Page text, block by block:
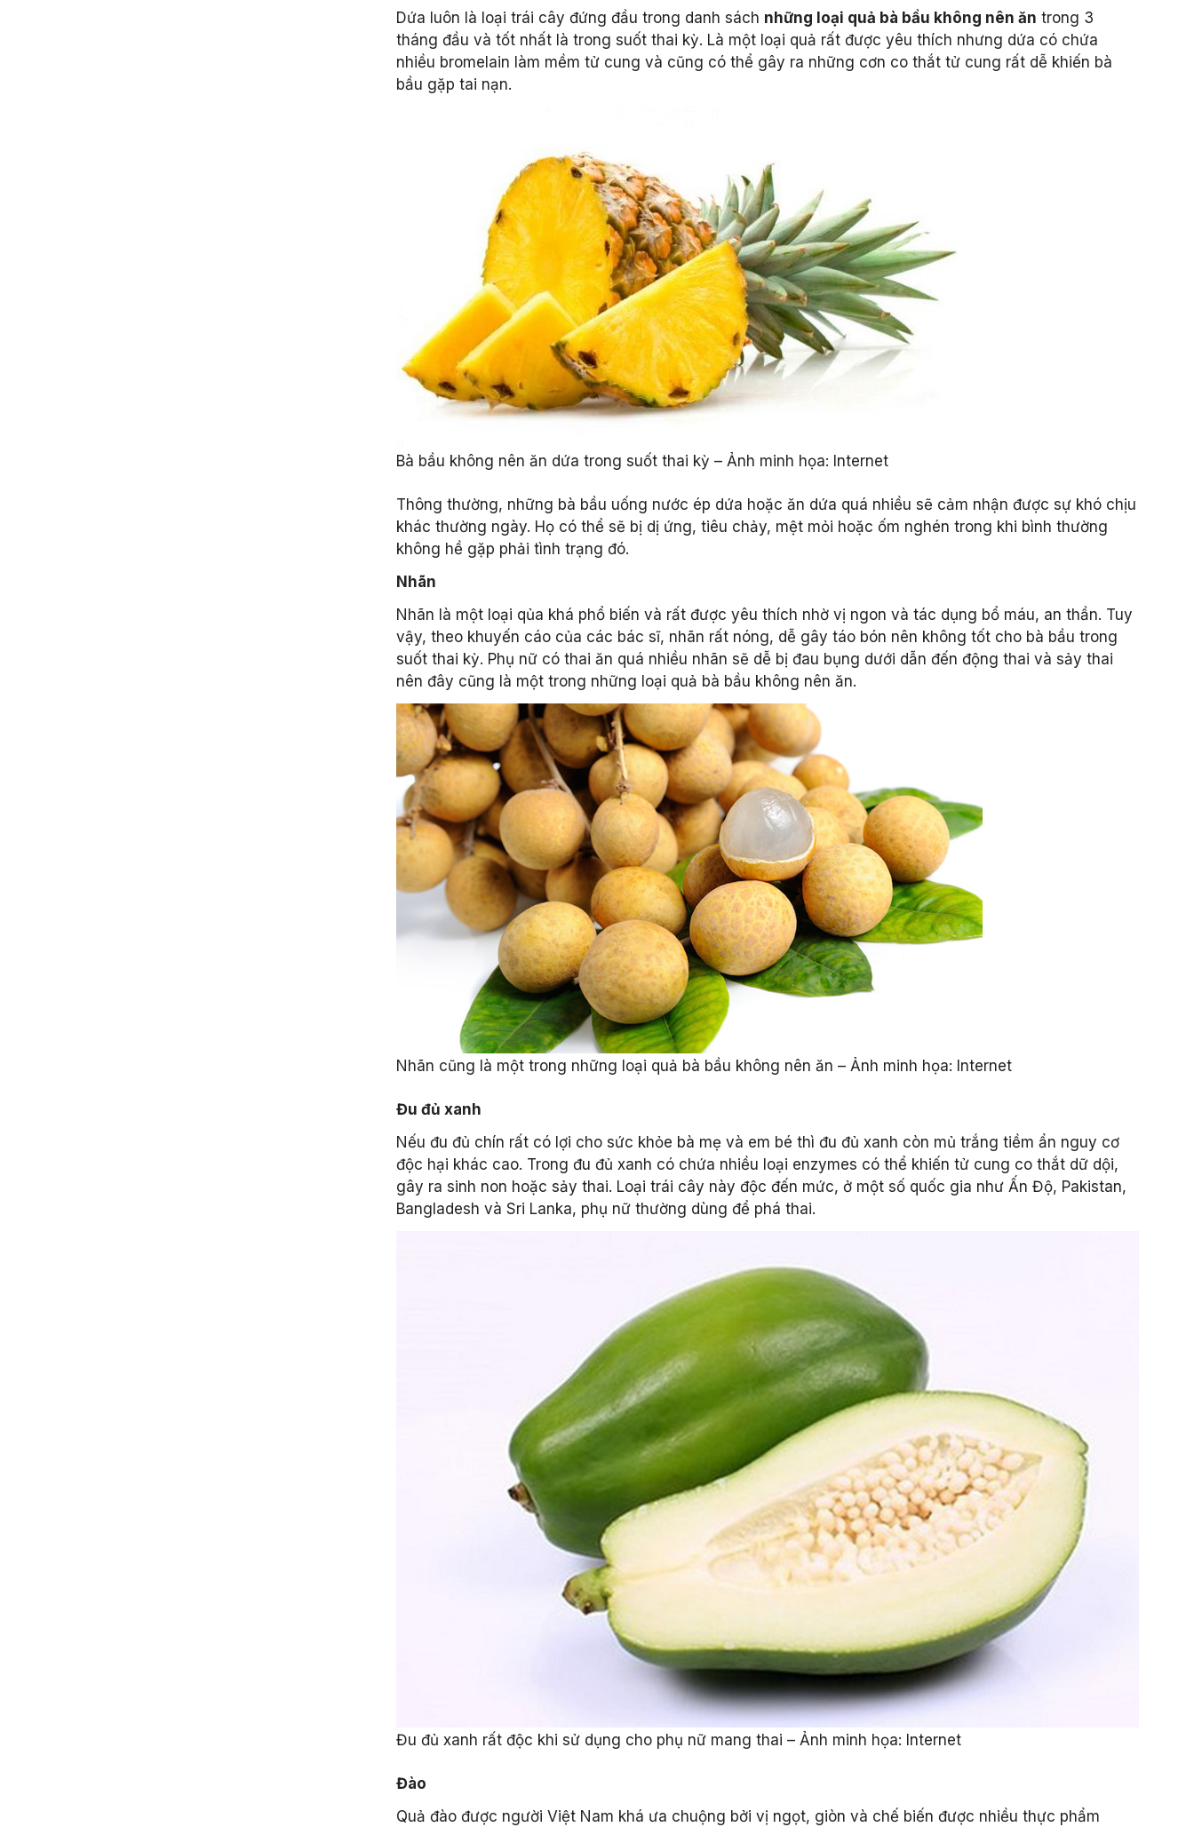
Dứa luôn là loại trái cây đứng đầu trong danh sách những loại quả bà bầu không nên ăn trong 3
tháng đầu và tốt nhất là trong suốt thai kỳ. Là một loại quả rất được yêu thích nhưng dứa có chứa
nhiều bromelain làm mềm tử cung và cũng có thể gây ra những cơn co thắt tử cung rất dễ khiến bà
bầu gặp tai nạn.
Bà bầu không nên ăn dứa trong suốt thai kỳ – Ảnh minh họa: Internet
Thông thường, những bà bầu uống nước ép dứa hoặc ăn dứa quá nhiều sẽ cảm nhận được sự khó chịu
khác thường ngày. Họ có thể sẽ bị dị ứng, tiêu chảy, mệt mỏi hoặc ốm nghén trong khi bình thường
không hề gặp phải tình trạng đó.
Nhãn
Nhãn là một loại qủa khá phổ biến và rất được yêu thích nhờ vị ngon và tác dụng bổ máu, an thần. Tuy
vậy, theo khuyến cáo của các bác sĩ, nhãn rất nóng, dễ gây táo bón nên không tốt cho bà bầu trong
suốt thai kỳ. Phụ nữ có thai ăn quá nhiều nhãn sẽ dễ bị đau bụng dưới dẫn đến động thai và sảy thai
nên đây cũng là một trong những loại quả bà bầu không nên ăn.
Nhãn cũng là một trong những loại quả bà bầu không nên ăn – Ảnh minh họa: Internet
Đu đủ xanh
Nếu đu đủ chín rất có lợi cho sức khỏe bà mẹ và em bé thì đu đủ xanh còn mủ trắng tiềm ẩn nguy cơ
độc hại khác cao. Trong đu đủ xanh có chứa nhiều loại enzymes có thể khiến tử cung co thắt dữ dội,
gây ra sinh non hoặc sảy thai. Loại trái cây này độc đến mức, ở một số quốc gia như Ấn Độ, Pakistan,
Bangladesh và Sri Lanka, phụ nữ thường dùng để phá thai.
Đu đủ xanh rất độc khi sử dụng cho phụ nữ mang thai – Ảnh minh họa: Internet
Đào
Quả đào được người Việt Nam khá ưa chuộng bởi vị ngọt, giòn và chế biến được nhiều thực phẩm